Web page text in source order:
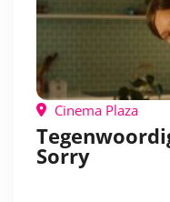
Cinema Plaza
Sorry